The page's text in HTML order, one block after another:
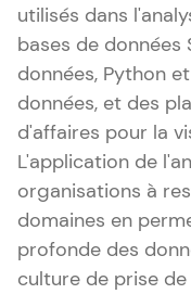
utilisés dans
bases de données
données, Python
données, et des
d'affaires pour la
L'application de
organisations à
domaines en
profonde des
culture de prise